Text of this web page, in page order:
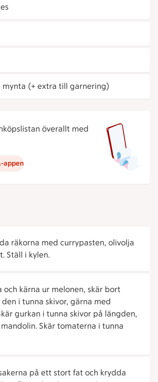
mynta (+ extra till garnering)
överallt med
appen
räkorna med currypasten, olivolja
Ställ i kylen.
och kärna ur melonen, skär bort
den i tunna skivor, gärna med
gurkan i tunna skivor på längden,
Skär tomaterna i tunna
på ett stort fat och krydda